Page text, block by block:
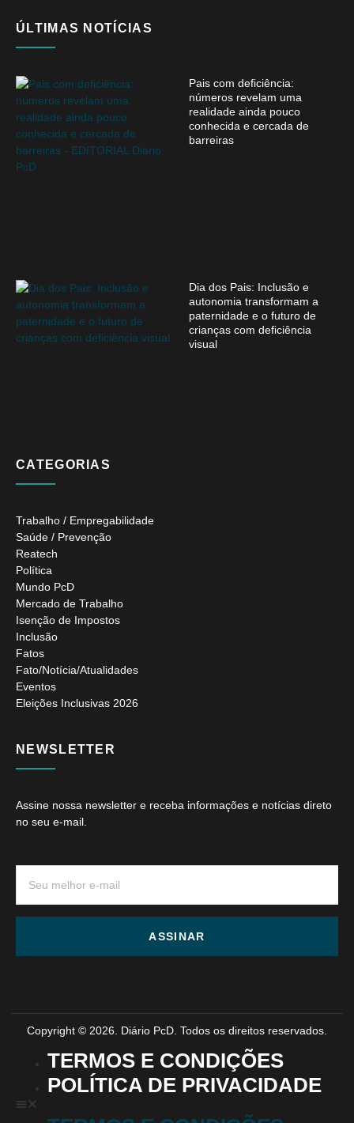
ÚLTIMAS NOTÍCIAS
Pais com deficiência:
números revelam uma
realidade ainda pouco
conhecida e cercada de
barreiras
Dia dos Pais: Inclusão e
autonomia transformam a
paternidade e o futuro de
crianças com deficiência
visual
CATEGORIAS
Trabalho / Empregabilidade
Saúde / Prevenção
Reatech
Política
Mundo PcD
Mercado de Trabalho
Isenção de Impostos
Inclusão
Fatos
Fato/Notícia/Atualidades
Eventos
Eleições Inclusivas 2026
NEWSLETTER
Assine nossa newsletter e receba informações e notícias direto
no seu e-mail.
ASSINAR
Copyright © 2026. Diário PcD. Todos os direitos reservados.
TERMOS E CONDIÇÕES
POLÍTICA DE PRIVACIDADE